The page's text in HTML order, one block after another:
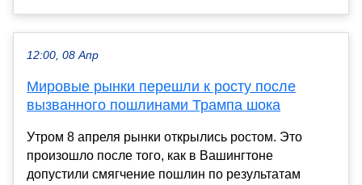
12:00, 08 Апр
Мировые рынки перешли к росту после
вызванного пошлинами Трампа шока
Утром 8 апреля рынки открылись ростом. Это
произошло после того, как в Вашингтоне
допустили смягчение пошлин по результатам